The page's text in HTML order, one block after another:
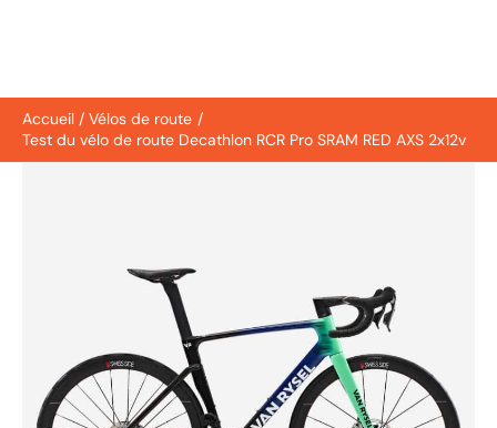
Accueil
Vélos de route
Test du vélo de route Decathlon RCR Pro SRAM RED AXS 2x12v